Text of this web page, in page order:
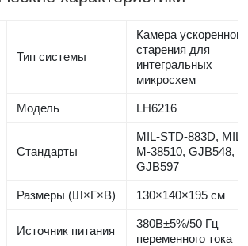
Тип системы
Камера ускоренного
старения для
интегральных
микросхем
Модель LH6216
Стандарты
MIL-STD-883D, MIL-
M-38510, GJB548,
GJB597
Размеры (Ш×Г×В) 130×140×195 см
Источник питания
380В±5%/50 Гц
переменного тока